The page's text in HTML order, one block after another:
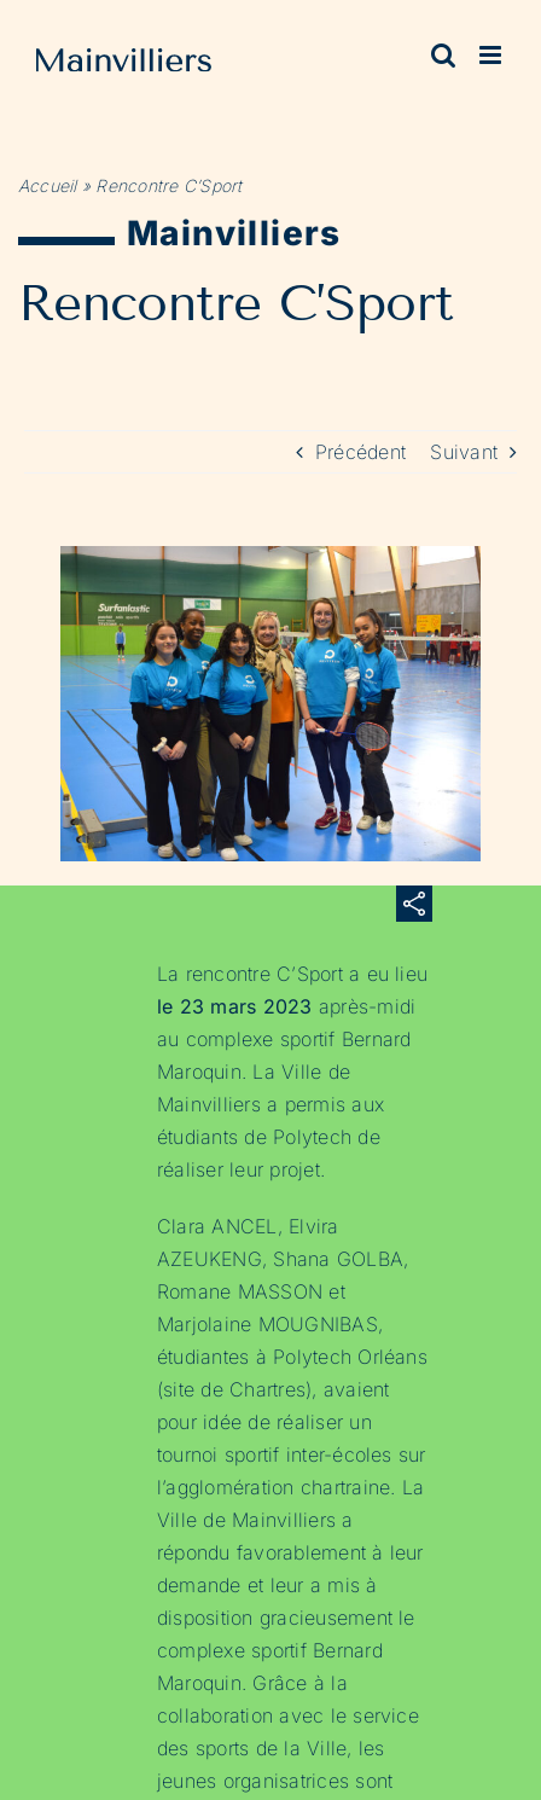
contenu
Accueil» Rencontre C’Sport
Mainvilliers
Rencontre C’Sport
Précédent Suivant
La rencontre C’Sport a eu lieu
le 23 mars 2023 après-midi
au complexe sportif Bernard
Maroquin. La Ville de
Mainvilliers a permis aux
étudiants de Polytech de
réaliser leur projet.
Clara ANCEL, Elvira
AZEUKENG, Shana GOLBA,
Romane MASSON et
Marjolaine MOUGNIBAS,
étudiantes à Polytech Orléans
(site de Chartres), avaient
pour idée de réaliser un
tournoi sportif inter-écoles sur
l’agglomération chartraine. La
Ville de Mainvilliers a
répondu favorablement à leur
demande et leur a mis à
disposition gracieusement le
complexe sportif Bernard
Maroquin. Grâce à la
collaboration avec le service
des sports de la Ville, les
jeunes organisatrices sont